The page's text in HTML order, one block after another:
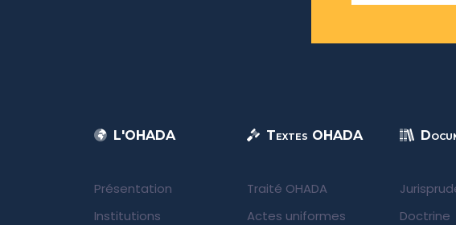
L'OHADA
Présentation
Institutions
Textes OHADA
Traité OHADA
Actes uniformes
Doctrine